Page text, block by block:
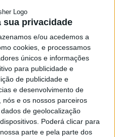
sua privacidade
e/ou acedemos a
cookies, e processamos
únicos e informações
para publicidade e
de publicidade e
e desenvolvimento de
nós e os nossos parceiros
de geolocalização
Poderá clicar para
parte e pela parte dos
anos, acabou por ser o
o seu companheiro de
alemão é uma escolha
de Viseu, Marquinho só
na equipa orientada por
destaque pelo que joga e
em particular o ‘bis’
no triunfo por
Coimbra.